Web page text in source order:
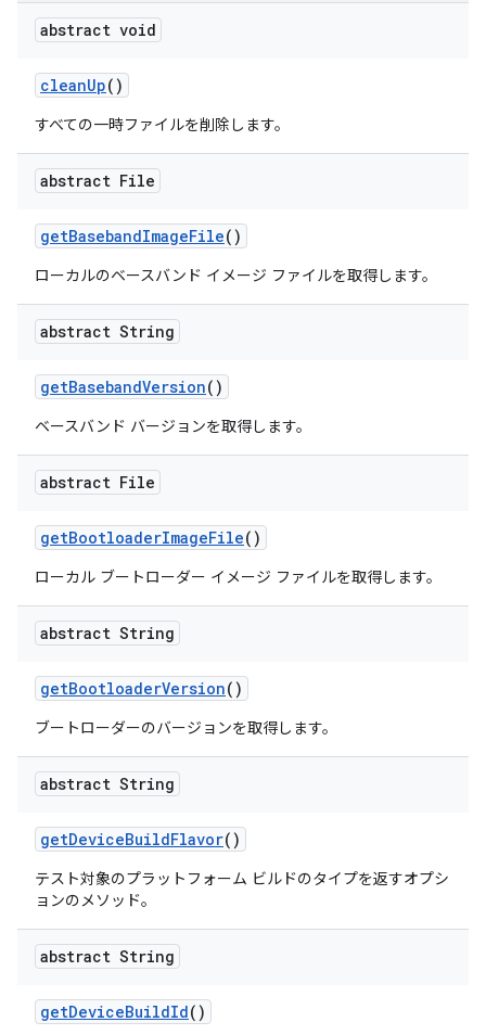
abstract void
cleanUp()
すべての一時ファイルを削除します。
abstract File
getBasebandImageFile()
ローカルのベースバンド イメージ ファイルを取得します。
abstract String
getBasebandVersion()
ベースバンド バージョンを取得します。
abstract File
getBootloaderImageFile()
ローカル ブートローダー イメージ ファイルを取得します。
abstract String
getBootloaderVersion()
ブートローダーのバージョンを取得します。
abstract String
getDeviceBuildFlavor()
テスト対象のプラットフォーム ビルドのタイプを返すオプシ
ョンのメソッド。
abstract String
getDeviceBuildId()